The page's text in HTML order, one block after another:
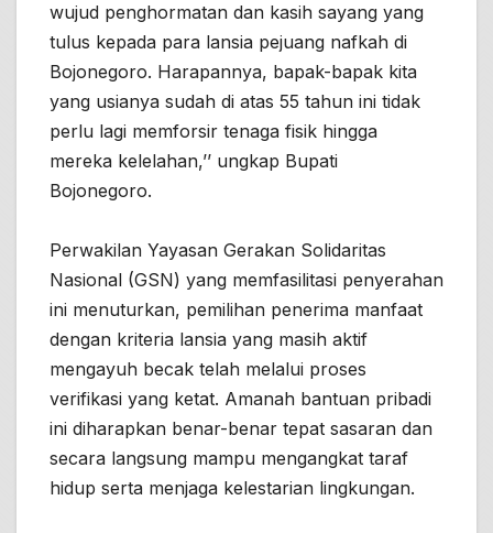
wujud penghormatan dan kasih sayang yang
tulus kepada para lansia pejuang nafkah di
Bojonegoro. Harapannya, bapak-bapak kita
yang usianya sudah di atas 55 tahun ini tidak
perlu lagi memforsir tenaga fisik hingga
mereka kelelahan,’’ ungkap Bupati
Bojonegoro.
Perwakilan Yayasan Gerakan Solidaritas
Nasional (GSN) yang memfasilitasi penyerahan
ini menuturkan, pemilihan penerima manfaat
dengan kriteria lansia yang masih aktif
mengayuh becak telah melalui proses
verifikasi yang ketat. Amanah bantuan pribadi
ini diharapkan benar-benar tepat sasaran dan
secara langsung mampu mengangkat taraf
hidup serta menjaga kelestarian lingkungan.